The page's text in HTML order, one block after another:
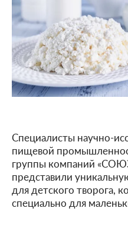
Специалисты научно-
пищевой
группы компаний
представили
для детского творога,
специально для